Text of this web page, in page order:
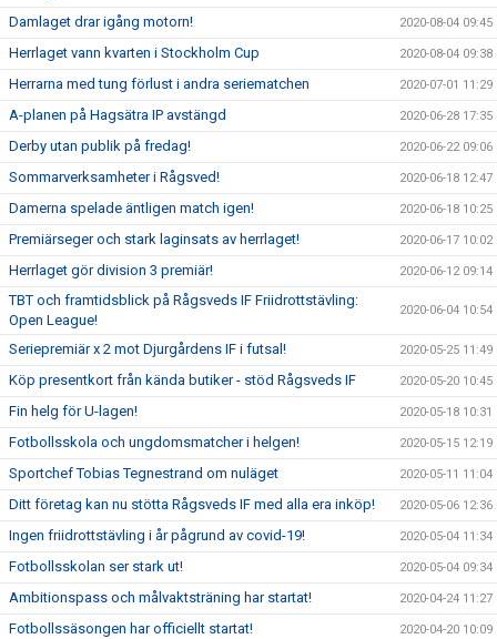
Damlaget drar igång motorn! 2020-08-04 09:45
Herrlaget vann kvarten i Stockholm Cup 2020-08-04 09:38
Herrarna med tung förlust i andra seriematchen 2020-07-01 11:29
A-planen på Hagsätra IP avstängd 2020-06-28 17:35
Derby utan publik på fredag! 2020-06-22 09:06
Sommarverksamheter i Rågsved! 2020-06-18 12:47
Damerna spelade äntligen match igen! 2020-06-18 10:25
Premiärseger och stark laginsats av herrlaget! 2020-06-17 10:02
Herrlaget gör division 3 premiär! 2020-06-12 09:14
TBT och framtidsblick på Rågsveds IF Friidrottstävling:
Open League!
2020-06-04 10:54
Seriepremiär x 2 mot Djurgårdens IF i futsal! 2020-05-25 11:49
Köp presentkort från kända butiker - stöd Rågsveds IF 2020-05-20 10:45
Fin helg för U-lagen! 2020-05-18 10:31
Fotbollsskola och ungdomsmatcher i helgen! 2020-05-15 12:19
Sportchef Tobias Tegnestrand om nuläget 2020-05-11 11:04
Ditt företag kan nu stötta Rågsveds IF med alla era inköp! 2020-05-06 12:36
Ingen friidrottstävling i år pågrund av covid-19! 2020-05-04 11:34
Fotbollsskolan ser stark ut! 2020-05-04 09:34
Ambitionspass och målvaktsträning har startat! 2020-04-24 11:27
Fotbollssäsongen har officiellt startat! 2020-04-20 10:09